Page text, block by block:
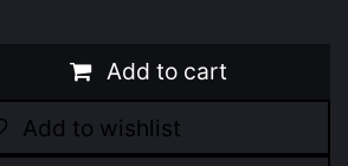
Add to cart
Add to wishlist